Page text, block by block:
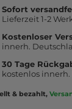
Sofort
Lieferzeit 1-2
Kostenloser
innerh.
30 Tage
kostenlos
& bezahlt,